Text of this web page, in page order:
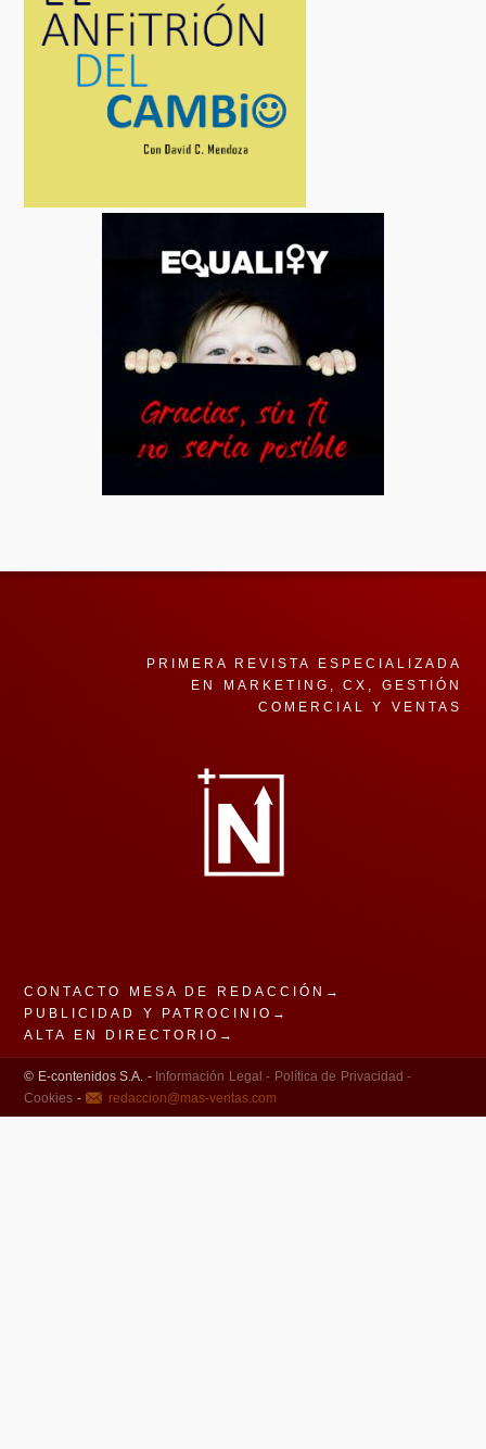
PRIMERA REVISTA ESPECIALIZADA
EN MARKETING, CX, GESTIÓN
COMERCIAL Y VENTAS
CONTACTO MESA DE REDACCIÓN→
PUBLICIDAD Y PATROCINIO→
ALTA EN DIRECTORIO→
© E-contenidos S.A. - Información Legal - Política de Privacidad -
Cookies - redaccion@mas-ventas.com